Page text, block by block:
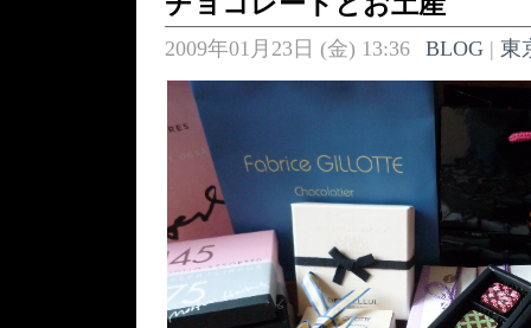
2009年01月23日 (金) 13:36 BLOG| 東